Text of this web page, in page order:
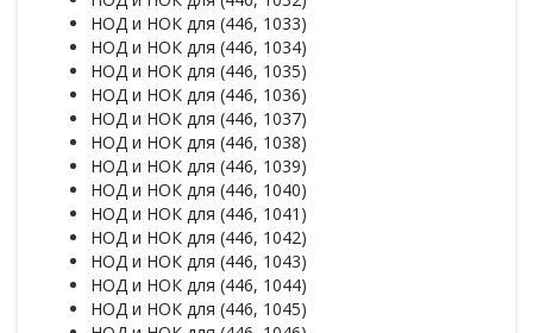
НОД и НОК для (446, 1033)
НОД и НОК для (446, 1034)
НОД и НОК для (446, 1035)
НОД и НОК для (446, 1036)
НОД и НОК для (446, 1037)
НОД и НОК для (446, 1038)
НОД и НОК для (446, 1039)
НОД и НОК для (446, 1040)
НОД и НОК для (446, 1041)
НОД и НОК для (446, 1042)
НОД и НОК для (446, 1043)
НОД и НОК для (446, 1044)
НОД и НОК для (446, 1045)